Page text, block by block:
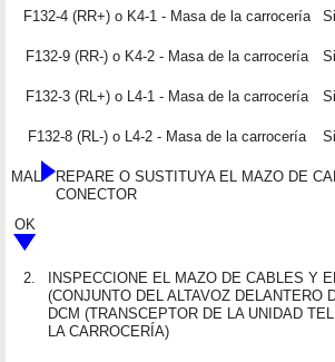
F132-4 (RR+) o K4-1 - Masa de la carrocería
F132-9 (RR-) o K4-2 - Masa de la carrocería
F132-3 (RL+) o L4-1 - Masa de la carrocería
F132-8 (RL-) o L4-2 - Masa de la carrocería
MAL
REPARE O SUSTITUYA EL MAZO DE
CONECTOR
OK
2.
INSPECCIONE EL MAZO DE CABLES Y
(CONJUNTO DEL ALTAVOZ DELANTERO
DCM (TRANSCEPTOR DE LA UNIDAD
LA CARROCERÍA)